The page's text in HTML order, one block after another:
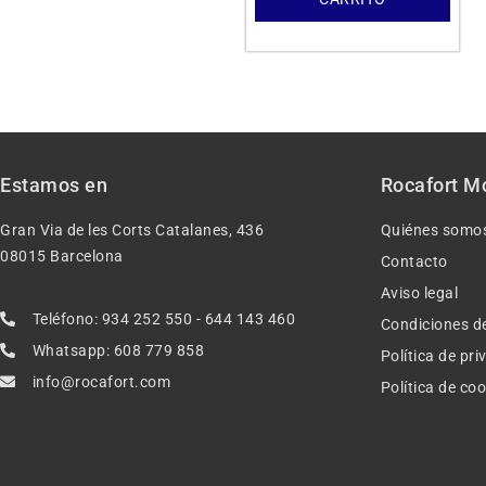
Estamos en
Gran Via de les Corts Catalanes, 436
08015 Barcelona
Teléfono: 934 252 550 - 644 143 460
Whatsapp: 608 779 858
info@rocafort.com
Rocafort
Quiénes
Contacto
Aviso legal
Condiciones
Política de
Política de